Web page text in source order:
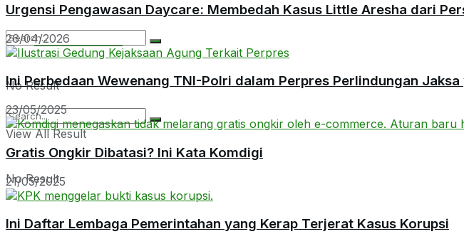
Informasi Publik
No Result
No Result
View All Result
Urgensi Pengawasan Daycare: Membedah Kasus Little Aresha dari
26/04/2026
Ini Perbedaan Wewenang TNI-Polri dalam Perpres Perlindungan
23/05/2025
Gratis Ongkir Dibatasi? Ini Kata Komdigi
21/05/2025
Ini Daftar Lembaga Pemerintahan yang Kerap Terjerat Kasus Korupsi